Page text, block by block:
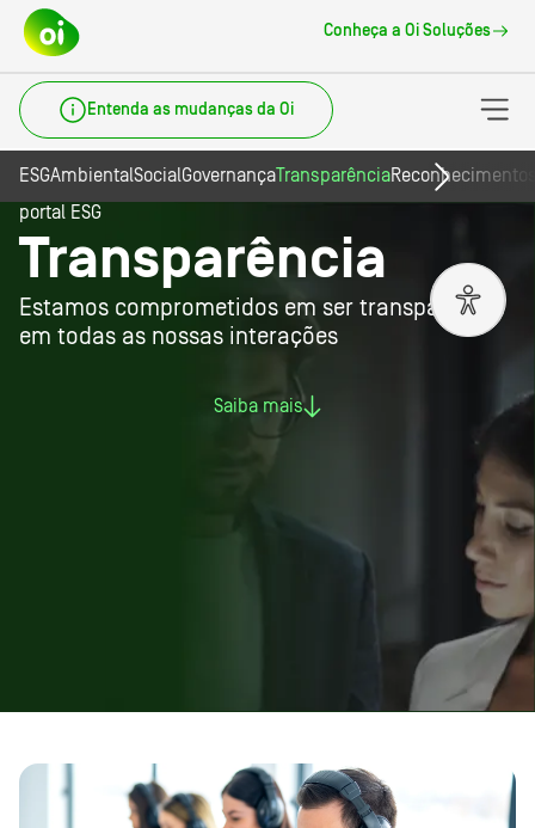
Conheça a Oi Soluções
Entenda as mudanças da Oi
ESGAmbientalSocialGovernançaTransparência
portal ESG
Transparência
Estamos comprometidos em ser transparentes
em todas as nossas interações
Saiba mais